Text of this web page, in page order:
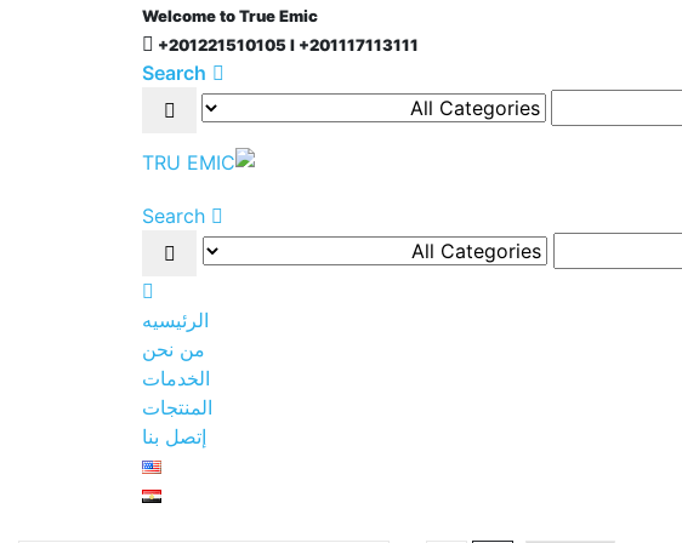
Welcome to True Emic
+201221510105 l +201117113111
Search
Search
الرئيسيه
من نحن
الخدمات
المنتجات
إتصل بنا